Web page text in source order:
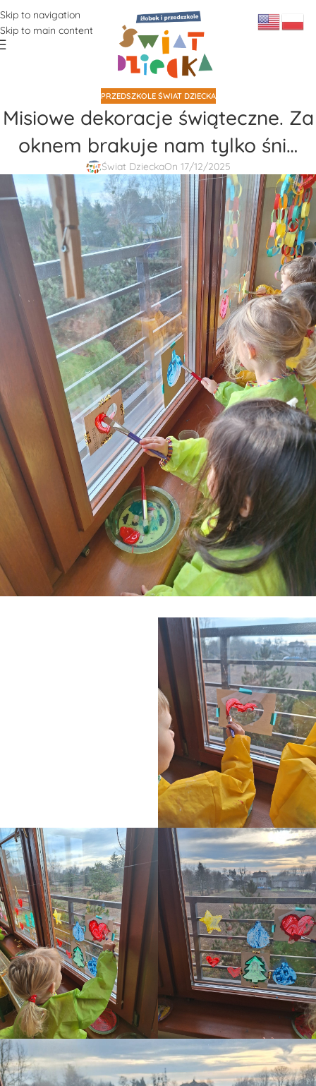
Skip to navigation
Skip to main content
PRZEDSZKOLE ŚWIAT DZIECKA
Misiowe dekoracje świąteczne. Za
oknem brakuje nam tylko śni…
Świat DzieckaOn 17/12/2025